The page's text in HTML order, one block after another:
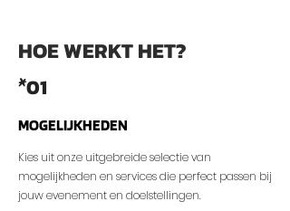
HOE WERKTHET?
*01
MOGELIJKHEDEN
Kies uit onze uitgebreide selectie van
mogelijkheden en services die perfect passen bij
jouw evenement en doelstellingen.